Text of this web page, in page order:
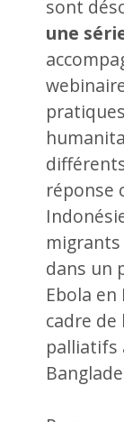
sont
une
réponse
dans un
Ebola en
cadre
palliatifs